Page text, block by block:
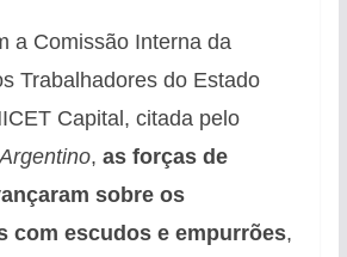
a Comissão Interna da
Trabalhadores do Estado
Capital, citada pelo
, as forças de
sobre os
com escudos e empurrões,